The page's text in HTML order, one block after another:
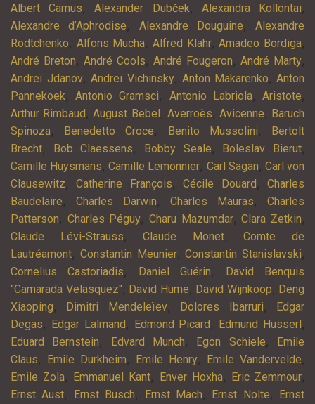
Albert Camus,Alexander Dubček, Alexandra Kollontai,
Alexandre d’Aphrodise, Alexandre Douguine, Alexandre
Rodtchenko, Alfons Mucha,Alfred Klahr,Amadeo Bordiga,
André Breton, André Cools, André Fougeron, André Marty,
Andreï Jdanov, Andreï Vichinsky, Anton Makarenko, Anton
Pannekoek,Antonio Gramsci, Antonio Labriola,Aristote,
Arthur Rimbaud ,August Bebel , Averroès, Avicenne, Baruch
Spinoza, Benedetto Croce, Benito Mussolini,
Bertolt
Brecht, Bob Claessens, Bobby Seale, Boleslav Bierut,
Camille Huysmans,Camille Lemonnier, Carl Sagan, Carl von
Clausewitz,Catherine François,Cécile Douard ,Charles
Baudelaire, Charles Darwin, Charles Mauras, Charles
Patterson, Charles Péguy,Charu Mazumdar,Clara Zetkin,
Claude Lévi-Strauss,Claude Monet,Comte de
Lautréamont, Constantin Meunier,Constantin Stanislavski,
Cornelius Castoriadis, Daniel Guérin,
David Benquis
"Camarada Velasquez", David Hume, David Wijnkoop, Deng
Xiaoping, Dimitri Mendeleïev, Dolores Ibarruri,
Edgar
Degas, Edgar Lalmand , Edmond Picard , Edmund Husserl ,
Eduard Bernstein, Edvard Munch, Egon Schiele,
Emile
Claus, Emile Durkheim, Emile Henry, Emile Vandervelde,
Emile Zola, Emmanuel Kant, Enver Hoxha, Eric Zemmour,
Ernst Aust, Ernst Busch, Ernst Mach, Ernst Nolte,
Ernst